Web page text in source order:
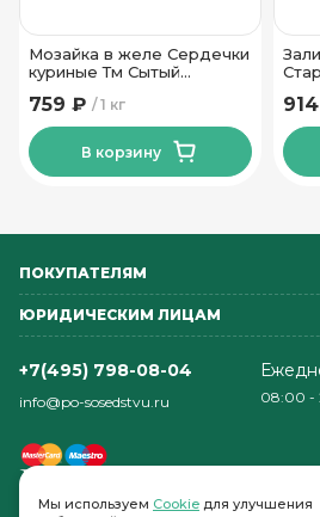
Мозайка в желе Сердечки
куриные Тм Сытый
1 кг
759 ₽
В корзину
ПОКУПАТЕЛЯМ
ЮРИДИЧЕСКИМ ЛИЦАМ
+7(495) 798-08-04
info@po-sosedstvu.ru 08:00 -
Мы используем Cookie для улучшения